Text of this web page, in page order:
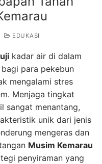
EDUKASI
kadar air di dalam
para pekebun
mengalami stres
Menjaga tingkat
sangat menantang,
unik dari jenis
mengeras dan
Musim Kemarau
penyiraman yang